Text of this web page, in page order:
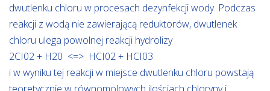
dwutlenku chloru w procesach dezynfekcji wody. Podczas
reakcji z wodą nie zawierającą reduktorów, dwutlenek
chloru ulega powolnej reakcji hydrolizy
2CI02 + H20 <=> HCI02 + HCI03
i w wyniku tej reakcji w miejsce dwutlenku chloru powstają